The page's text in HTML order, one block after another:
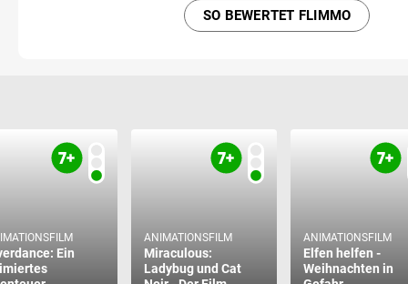
SO BEWERTET FLIMMO
Ein
ANIMATIONSFILM
Miraculous:
Ladybug und Cat
ANIMATIONSFILM
Elfen helfen -
Weihnachten in